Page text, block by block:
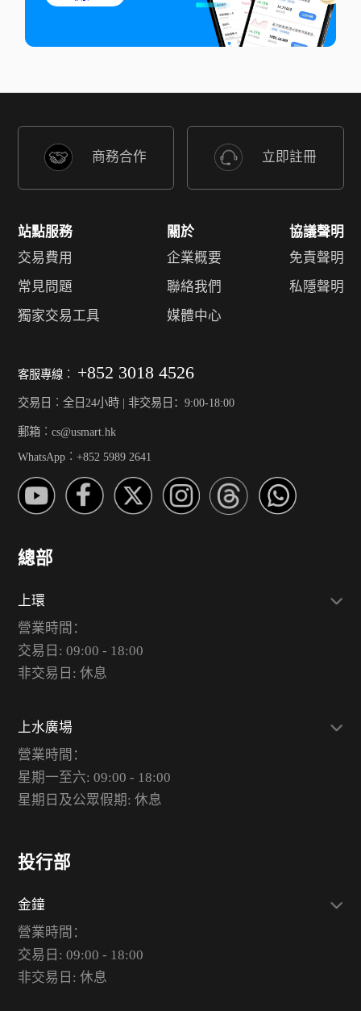
商務合作 立即註冊
站點服務
交易費用
常見問題
獨家交易工具
關於
企業概要
聯絡我們
媒體中心
協議聲明
免責聲明
私隱聲明
客服專線︰ +852 3018 4526
交易日︰全日24小時 | 非交易日：9:00-18:00
郵箱︰cs@usmart.hk
WhatsApp︰+852 5989 2641
總部
上環
營業時間：
交易日: 09:00 - 18:00
非交易日: 休息
上水廣場
營業時間：
星期一至六: 09:00 - 18:00
星期日及公眾假期: 休息
投行部
金鐘
營業時間：
交易日: 09:00 - 18:00
非交易日: 休息